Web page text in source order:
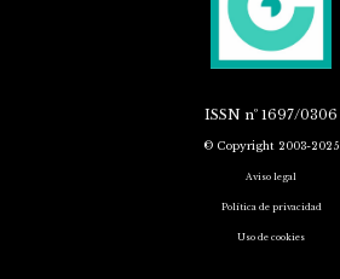
ISSN nº 1697/0306
© Copyright 2003-2025
Aviso legal
Política de privacidad
Uso de cookies